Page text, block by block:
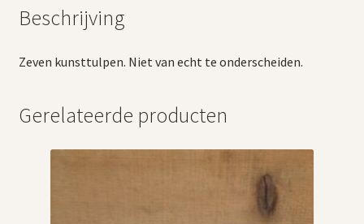
Beschrijving
Zeven kunsttulpen. Niet van echt te onderscheiden.
Gerelateerde producten